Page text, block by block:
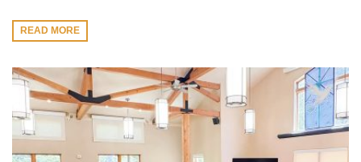
READ MORE